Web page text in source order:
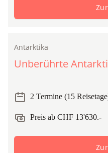
Antarktika
Unberührte
2 Termine (15
Preis ab CHF 13'630.-